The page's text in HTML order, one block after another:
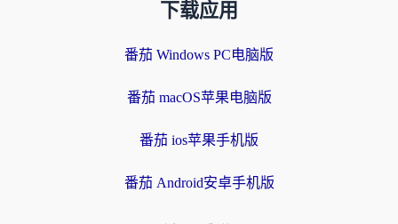
下载应用
番茄 Windows PC电脑版
番茄 macOS苹果电脑版
番茄 ios苹果手机版
番茄 Android安卓手机版